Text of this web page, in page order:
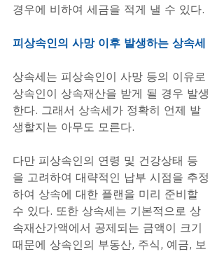
경우에 비하여 세금을 적게 낼 수 있다.
피상속인의 사망 이후 발생하는 상속세
상속세는 피상속인이 사망 등의 이유로
상속인이 상속재산을 받게 될 경우 발생
한다. 그래서 상속세가 정확히 언제 발
생할지는 아무도 모른다.
다만 피상속인의 연령 및 건강상태 등
을 고려하여 대략적인 납부 시점을 추정
하여 상속에 대한 플랜을 미리 준비할
수 있다. 또한 상속세는 기본적으로 상
속재산가액에서 공제되는 금액이 크기
때문에 상속인의 부동산, 주식, 예금, 보